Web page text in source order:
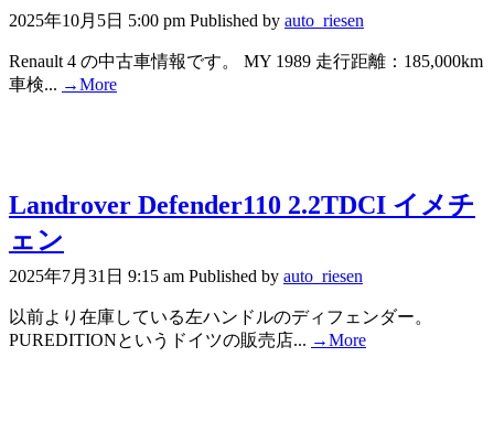
2025年10月5日 5:00 pm Published by auto_riesen
Renault 4 の中古車情報です。 MY 1989 走行距離：185,000km
車検... →More
Landrover Defender110 2.2TDCI イメチ
ェン
2025年7月31日 9:15 am Published by auto_riesen
以前より在庫している左ハンドルのディフェンダー。
PUREDITIONというドイツの販売店... →More